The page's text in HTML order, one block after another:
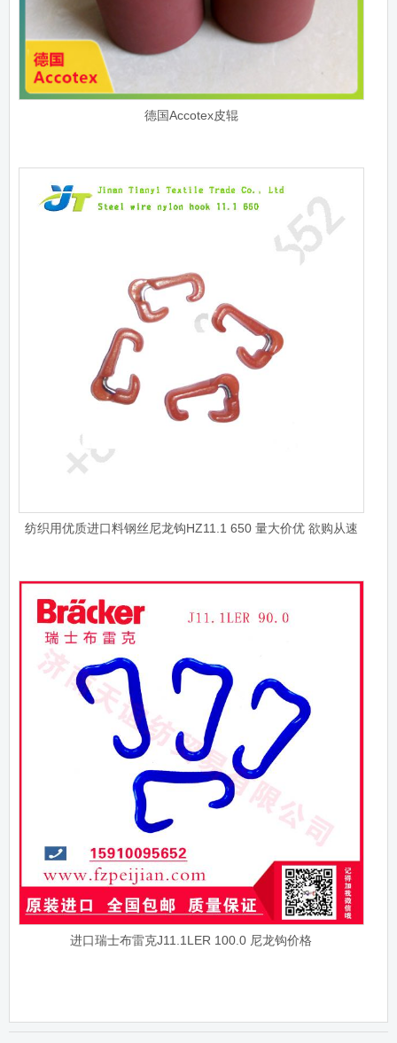
德国Accotex皮辊
纺织用优质进口料钢丝尼龙钩HZ11.1 650 量大价优 欲购从速
进口瑞士布雷克J11.1LER 100.0 尼龙钩价格